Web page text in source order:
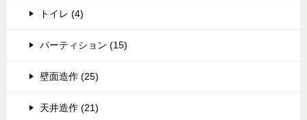
トイレ (4)
パーティション (15)
壁面造作 (25)
天井造作 (21)